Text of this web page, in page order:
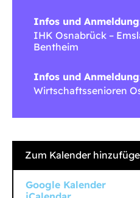
Infos und
IHK Osnabrück –
Bentheim
Infos und
Wirtschaftssenioren
Zum Kalender
Google Kalender